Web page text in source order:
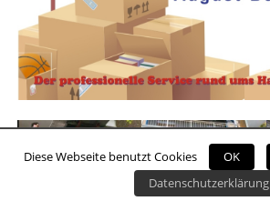
Diese Webseite benutzt Cookies OK
Datenschutzerklärung